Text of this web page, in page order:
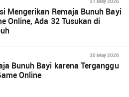
Mengerikan Remaja Bunuh Bayi
Online, Ada 32 Tusukan di
30 May 2026
Bunuh Bayi karena Terganggu
Online